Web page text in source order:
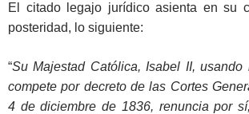
El citado legajo jurídico asienta en su
posteridad, lo siguiente:
“Su Majestad Católica, Isabel II,
compete por decreto de las Cortes
4 de diciembre de 1836, renuncia por